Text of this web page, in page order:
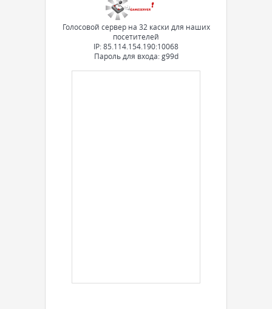
Голосовой сервер на 32 каски для наших
посетителей
IP: 85.114.154.190:10068
Пароль для входа: g99d